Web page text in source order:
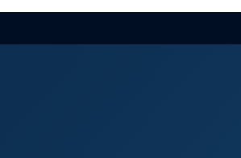
Тестирование